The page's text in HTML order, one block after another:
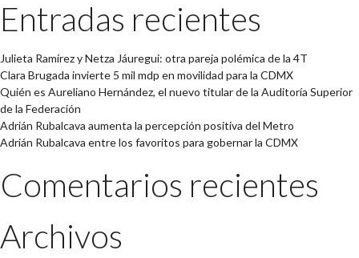
Entradas recientes
Julieta Ramírez y Netza Jáuregui: otra pareja polémica de la 4T
Clara Brugada invierte 5 mil mdp en movilidad para la CDMX
Quién es Aureliano Hernández, el nuevo titular de la Auditoría Superior
de la Federación
Adrián Rubalcava aumenta la percepción positiva del Metro
Adrián Rubalcava entre los favoritos para gobernar la CDMX
Comentarios recientes
Archivos